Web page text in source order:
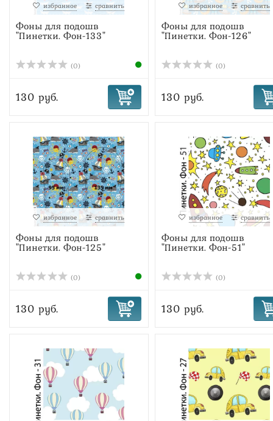
избранное сравнить
Фоны для подошв
"Пинетки. Фон-133"
(0)
130 руб.
избранное сравнить
Фоны для подошв
"Пинетки. Фон-126"
(0)
130 руб.
избранное сравнить
Фоны для подошв
"Пинетки. Фон-125"
(0)
130 руб.
избранное сравнить
Фоны для подошв
"Пинетки. Фон-51"
(0)
130 руб.